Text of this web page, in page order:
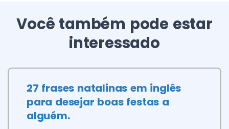
Você também pode estar
interessado
27 frases natalinas em inglês
para desejar boas festas a
alguém.